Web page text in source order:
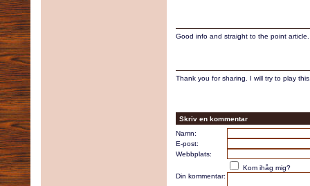
Good info and straight to the point
Thank you for sharing. I will try to play
Skriv en kommentar
Namn:
E-post:
Webbplats:
Kom ihåg mig?
Din kommentar: